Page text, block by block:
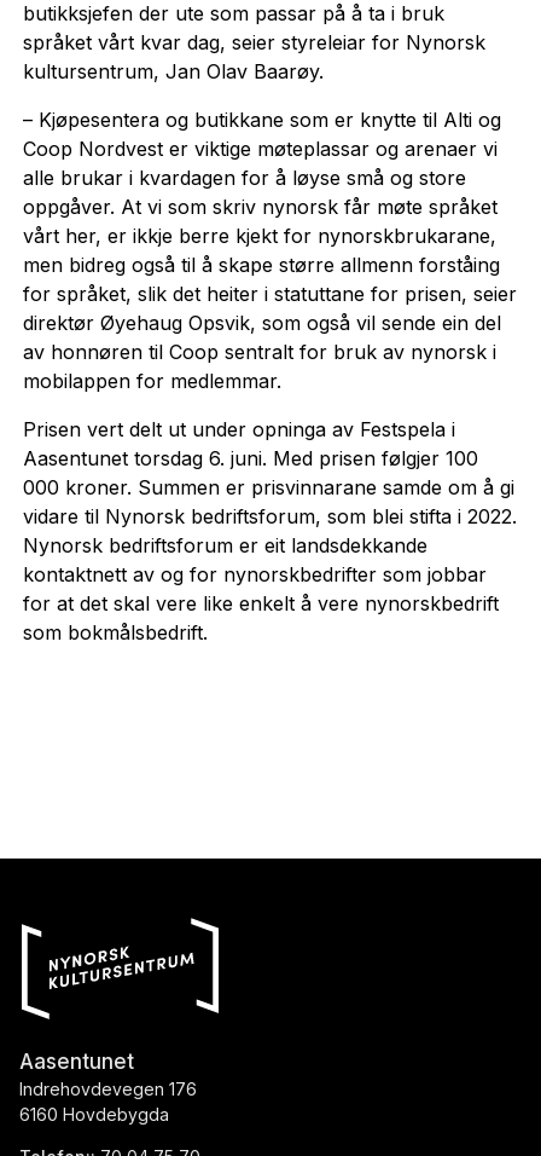
butikksjefen der ute som passar på å ta i bruk
språket vårt kvar dag, seier styreleiar for Nynorsk
kultursentrum, Jan Olav Baarøy.
– Kjøpesentera og butikkane som er knytte til Alti og
Coop Nordvest er viktige møteplassar og arenaer vi
alle brukar i kvardagen for å løyse små og store
oppgåver. At vi som skriv nynorsk får møte språket
vårt her, er ikkje berre kjekt for nynorskbrukarane,
men bidreg også til å skape større allmenn forståing
for språket, slik det heiter i statuttane for prisen, seier
direktør Øyehaug Opsvik, som også vil sende ein del
av honnøren til Coop sentralt for bruk av nynorsk i
mobilappen for medlemmar.
Prisen vert delt ut under opninga av Festspela i
Aasentunet torsdag 6. juni. Med prisen følgjer 100
000 kroner. Summen er prisvinnarane samde om å gi
vidare til Nynorsk bedriftsforum, som blei stifta i 2022.
Nynorsk bedriftsforum er eit landsdekkande
kontaktnett av og for nynorskbedrifter som jobbar
for at det skal vere like enkelt å vere nynorskbedrift
som bokmålsbedrift.
Aasentunet
Indrehovdevegen 176
6160 Hovdebygda